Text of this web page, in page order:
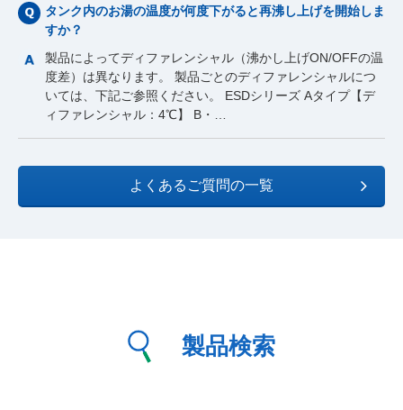
タンク内のお湯の温度が何度下がると再沸し上げを開始しま
すか？
製品によってディファレンシャル（沸かし上げON/OFFの温
度差）は異なります。 製品ごとのディファレンシャルにつ
いては、下記ご参照ください。 ESDシリーズ Aタイプ【デ
ィファレンシャル：4℃】 B・…
よくあるご質問の一覧
製品検索